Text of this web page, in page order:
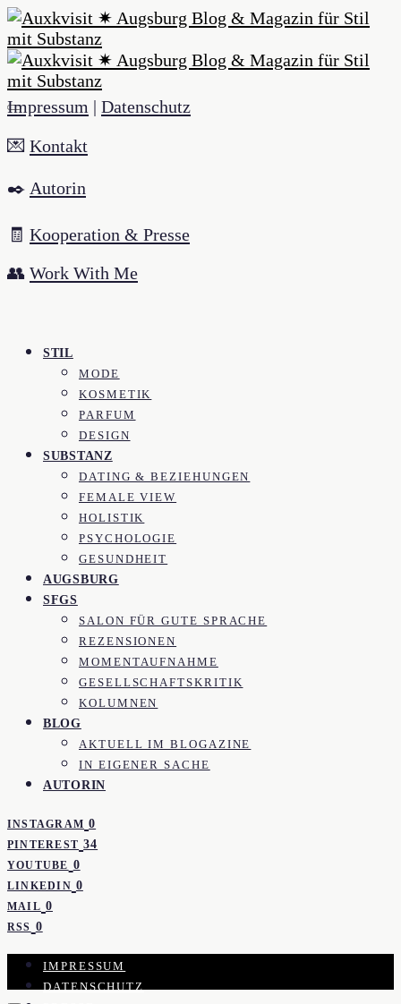
Impressum | Datenschutz
💌 Kontakt
✒️ Autorin
🧾 Kooperation & Presse
👥 Work With Me
STIL
MODE
KOSMETIK
PARFUM
DESIGN
SUBSTANZ
DATING & BEZIEHUNGEN
FEMALE VIEW
HOLISTIK
PSYCHOLOGIE
GESUNDHEIT
AUGSBURG
SFGS
SALON FÜR GUTE SPRACHE
REZENSIONEN
MOMENTAUFNAHME
GESELLSCHAFTSKRITIK
KOLUMNEN
BLOG
AKTUELL IM BLOGAZINE
IN EIGENER SACHE
AUTORIN
INSTAGRAM 0
PINTEREST 34
YOUTUBE 0
LINKEDIN 0
MAIL 0
RSS 0
IMPRESSUM
DATENSCHUTZ